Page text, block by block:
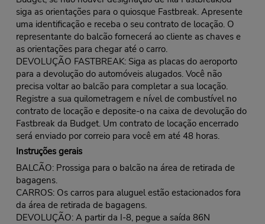
siga as orientações para o quiosque Fastbreak. Apresente
uma identificação e receba o seu contrato de locação. O
representante do balcão fornecerá ao cliente as chaves e
as orientações para chegar até o carro.
DEVOLUÇÃO FASTBREAK: Siga as placas do aeroporto
para a devolução do automóveis alugados. Você não
precisa voltar ao balcão para completar a sua locação.
Registre a sua quilometragem e nível de combustível no
contrato de locação e deposite-o na caixa de devolução do
Fastbreak da Budget. Um contrato de locação encerrado
será enviado por correio para você em até 48 horas.
Instruções gerais
BALCÃO: Prossiga para o balcão na área de retirada de
bagagens.
CARROS: Os carros para aluguel estão estacionados fora
da área de retirada de bagagens.
DEVOLUÇÃO: A partir da I-8, pegue a saída 86N